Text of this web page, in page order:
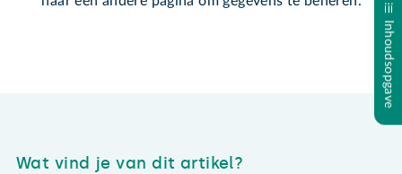
Inhoudsopgave
Wat vind je van dit artikel?